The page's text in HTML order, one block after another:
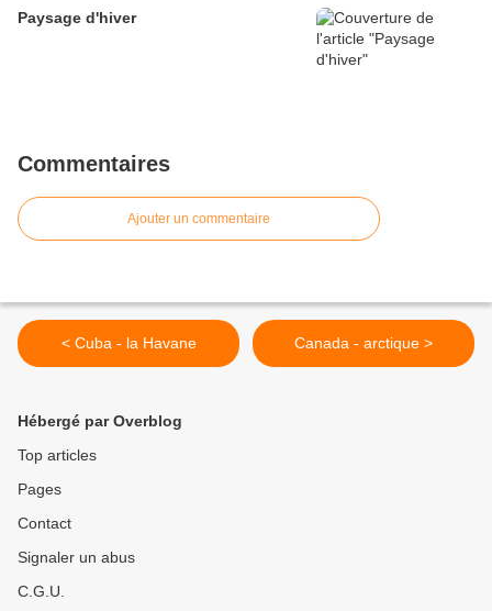
Paysage d'hiver
Commentaires
Ajouter un commentaire
< Cuba - la Havane Canada - arctique >
Hébergé par Overblog
Top articles
Pages
Contact
Signaler un abus
C.G.U.